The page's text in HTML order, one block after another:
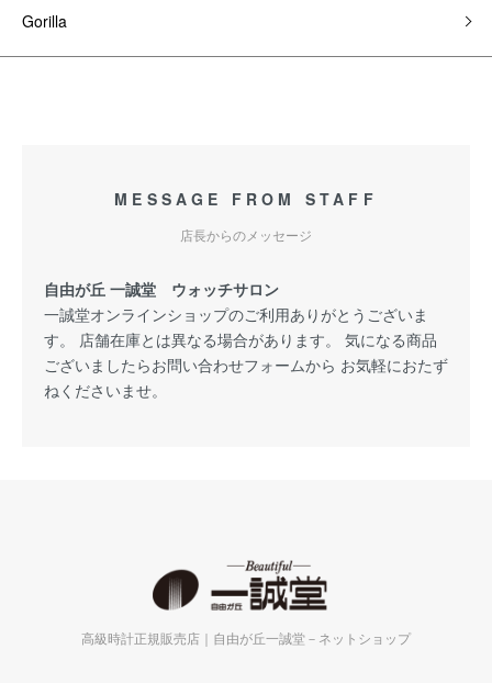
Gorilla
MESSAGE FROM STAFF
店長からのメッセージ
自由が丘 一誠堂 ウォッチサロン
一誠堂オンラインショップのご利用ありがとうございま
す。 店舗在庫とは異なる場合があります。 気になる商品
ございましたらお問い合わせフォームから お気軽におたず
ねくださいませ。
高級時計正規販売店｜自由が丘一誠堂－ネットショップ